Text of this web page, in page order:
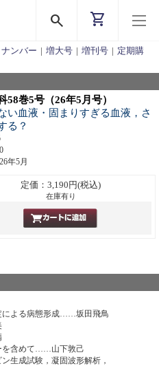
search shopping_cart
ンバー | 増大号 | 増刊号 | 定期購
58巻5号（26年5月号）
い血液・固まりすぎる血液，さ
る？
年5月
定価：3,190円(税込)
在庫有り
による病態形成……坂田飛鳥
を含めて……山下敦己
生成試験，凝固波形解析，